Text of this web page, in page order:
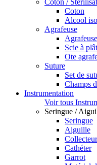
Coton /
Coton
Alcool
Agrafeuse
Scie à
Ote
Suture
Set de
Champs
Instrumentation
Voir tous
Seringue /
Seringue
Aiguille
Cathéter
Garrot